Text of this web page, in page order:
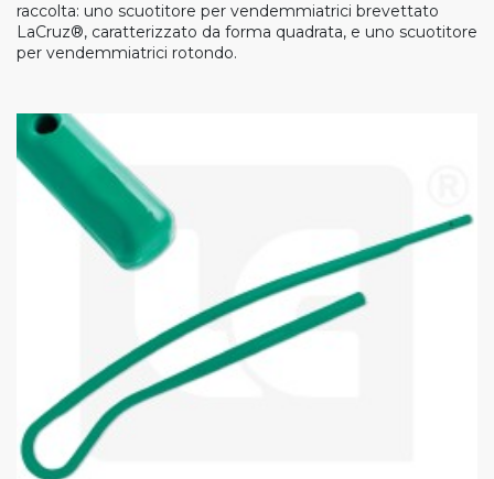
raccolta: uno scuotitore per vendemmiatrici brevettato
LaCruz®, caratterizzato da forma quadrata, e uno scuotitore
per vendemmiatrici rotondo.